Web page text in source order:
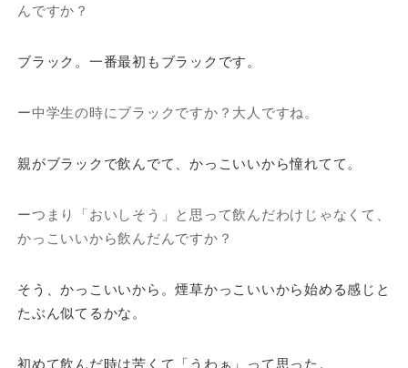
んですか？
ブラック。一番最初もブラックです。
ー中学生の時にブラックですか？大人ですね。
親がブラックで飲んでて、かっこいいから憧れてて。
ーつまり「おいしそう」と思って飲んだわけじゃなくて、
かっこいいから飲んだんですか？
そう、かっこいいから。煙草かっこいいから始める感じと
たぶん似てるかな。
初めて飲んだ時は苦くて「うわぁ」って思った。